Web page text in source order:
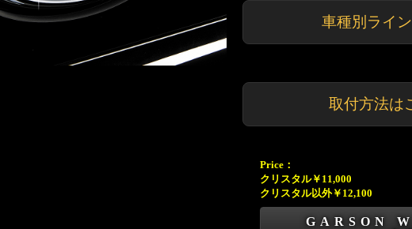
車種別ライ
取付方法は
Price：
クリスタル￥11,000
クリスタル以外￥12,100
GARSON